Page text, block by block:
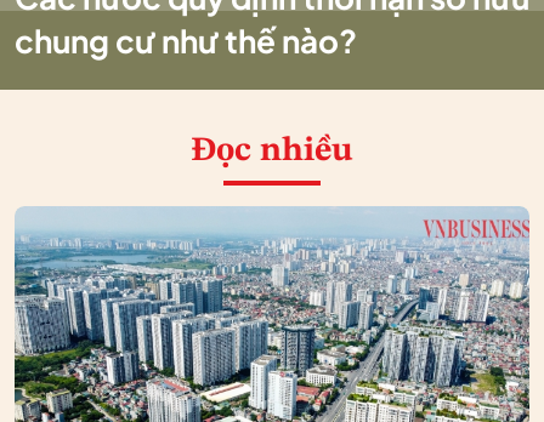
chung cư như thế nào?
Đọc nhiều